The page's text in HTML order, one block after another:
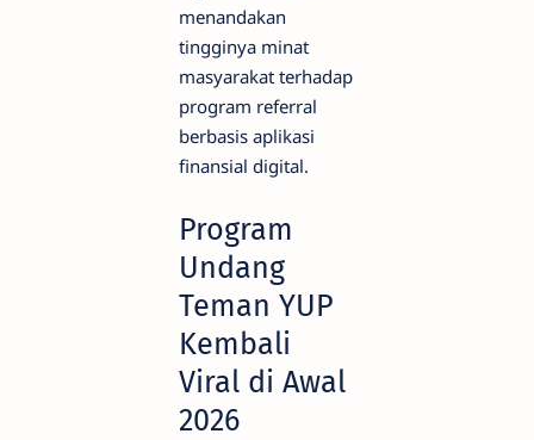
menandakan
tingginya minat
masyarakat terhadap
program referral
berbasis aplikasi
finansial digital.
Program
Undang
Teman YUP
Kembali
Viral di Awal
2026